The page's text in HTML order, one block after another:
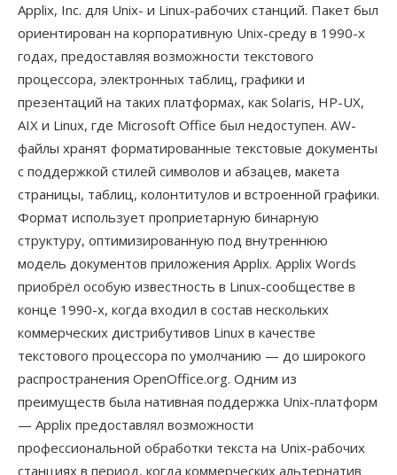
Applix, Inc. для Unix- и Linux-рабочих станций. Пакет был
ориентирован на корпоративную Unix-среду в 1990-х
годах, предоставляя возможности текстового
процессора, электронных таблиц, графики и
презентаций на таких платформах, как Solaris, HP-UX,
AIX и Linux, где Microsoft Office был недоступен. AW-
файлы хранят форматированные текстовые документы
с поддержкой стилей символов и абзацев, макета
страницы, таблиц, колонтитулов и встроенной графики.
Формат использует проприетарную бинарную
структуру, оптимизированную под внутреннюю
модель документов приложения Applix. Applix Words
приобрёл особую известность в Linux-сообществе в
конце 1990-х, когда входил в состав нескольких
коммерческих дистрибутивов Linux в качестве
текстового процессора по умолчанию — до широкого
распространения OpenOffice.org. Одним из
преимуществ была нативная поддержка Unix-платформ
— Applix предоставлял возможности
профессиональной обработки текста на Unix-рабочих
станциях в период, когда коммерческих альтернатив